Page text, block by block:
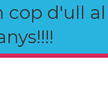
cop d'ull al